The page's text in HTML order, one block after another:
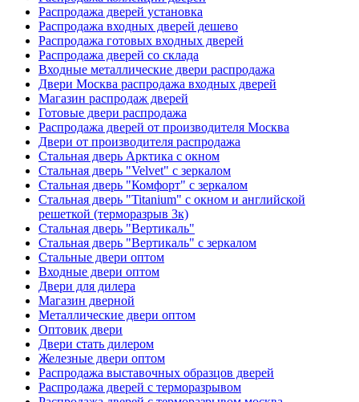
Распродажа дверей установка
Распродажа входных дверей дешево
Распродажа готовых входных дверей
Распродажа дверей со склада
Входные металлические двери распродажа
Двери Москва распродажа входных дверей
Магазин распродаж дверей
Готовые двери распродажа
Распродажа дверей от производителя Москва
Двери от производителя распродажа
Стальная дверь Арктика с окном
Стальная дверь "Velvet" с зеркалом
Стальная дверь "Комфорт" с зеркалом
Стальная дверь "Titanium" с окном и английской
решеткой (терморазрыв 3к)
Стальная дверь "Вертикаль"
Стальная дверь "Вертикаль" с зеркалом
Стальные двери оптом
Входные двери оптом
Двери для дилера
Магазин дверной
Металлические двери оптом
Оптовик двери
Двери стать дилером
Железные двери оптом
Распродажа выставочных образцов дверей
Распродажа дверей с терморазрывом